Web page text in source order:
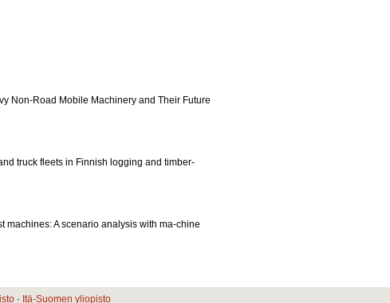
Non-Road Mobile Machinery and Their Future
truck fleets in Finnish logging and timber-
machines: A scenario analysis with ma-chine
· Itä-Suomen yliopisto